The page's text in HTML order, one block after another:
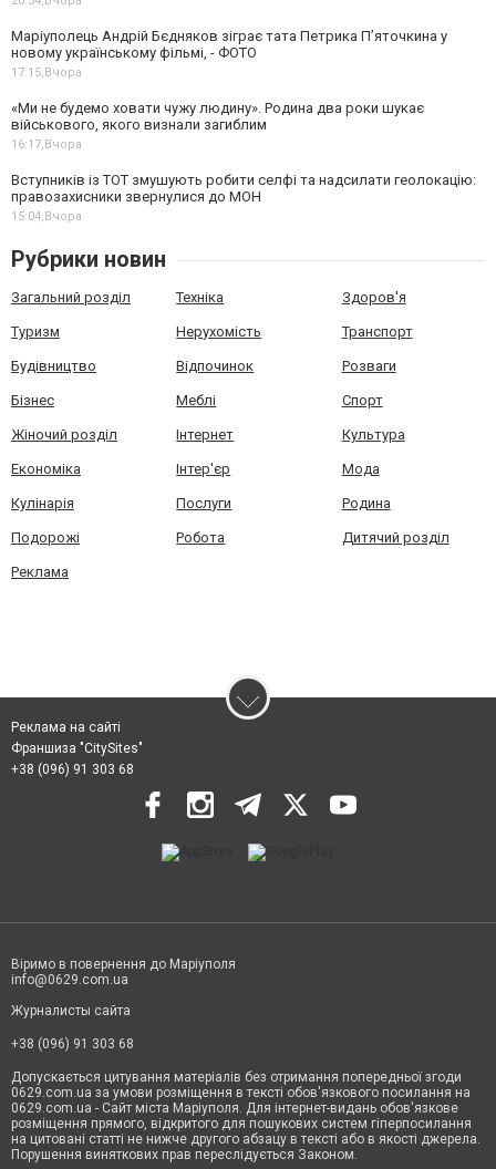
Маріуполець Андрій Бєдняков зіграє тата Петрика П’яточкина у
новому українському фільмі, - ФОТО
17:15,Вчора
«Ми не будемо ховати чужу людину». Родина два роки шукає
військового, якого визнали загиблим
16:17,Вчора
Вступників із ТОТ змушують робити селфі та надсилати геолокацію:
правозахисники звернулися до МОН
15:04,Вчора
Рубрики новин
Загальний розділ Техніка Здоров'я
Туризм Нерухомість Транспорт
Будівництво Відпочинок Розваги
Бізнес Меблі Спорт
Жіночий розділ Інтернет Культура
Економіка Інтер'єр Мода
Кулінарія Послуги Родина
Подорожі Робота Дитячий розділ
Реклама
Реклама на сайті
Франшиза "CitySites"
+38 (096) 91 303 68
Віримо в повернення до Маріуполя
info@0629.com.ua
Журналисты сайта
+38 (096) 91 303 68
Допускається цитування матеріалів без отримання попередньої згоди
0629.com.ua за умови розміщення в тексті обов'язкового посилання на
0629.com.ua - Сайт міста Маріуполя. Для інтернет-видань обов'язкове
розміщення прямого, відкритого для пошукових систем гіперпосилання
на цитовані статті не нижче другого абзацу в тексті або в якості джерела.
Порушення виняткових прав переслідується Законом.